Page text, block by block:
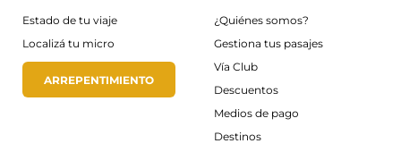
Estado de tu viaje
Localizá tu micro
ARREPENTIMIENTO
¿Quiénes somos?
Gestiona tus pasajes
Vía Club
Descuentos
Medios de pago
Destinos